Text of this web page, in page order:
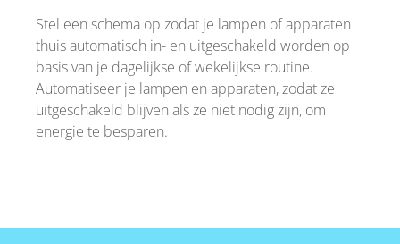
Stel een schema op zodat je lampen of apparaten
thuis automatisch in- en uitgeschakeld worden op
basis van je dagelijkse of wekelijkse routine.
Automatiseer je lampen en apparaten, zodat ze
uitgeschakeld blijven als ze niet nodig zijn, om
energie te besparen.